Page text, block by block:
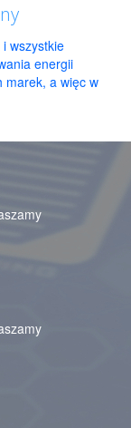
wszystkie
energii
marek, a więc w